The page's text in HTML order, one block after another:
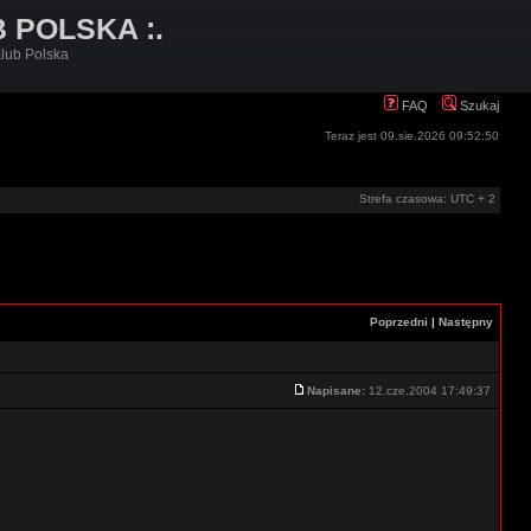
POLSKA :.
Polska
FAQ Szukaj
Teraz jest 09.sie.2026 09:52:50
Strefa czasowa: UTC + 2
Poprzedni | Następny
Napisane: 12.cze.2004 17:49:37